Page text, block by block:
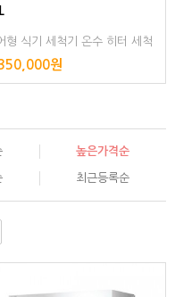
형 식기 세척기 온수 히터 세척
점 스텐 스텐리스 스텐레스 스테
스 스테인레스 설것이 설겆이 그
원
높은가격순
최근등록순